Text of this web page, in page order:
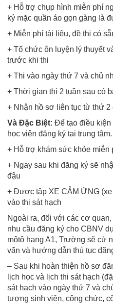
+ Hỗ trợ chụp hình miễn phí
ký mặc quần áo gọn gàng là
+ Miễn phí tài liệu, đề thi có
+ Tổ chức ôn luyện lý thuyết
trước khi thi
+ Thi vào ngày thứ 7 và chủ
+ Thời gian thi 2 tuần sau có
+ Nhận hồ sơ liên tục từ thứ 2
Và Đặc Biệt: Để tạo điều kiện
học viên đăng ký tại trung
+ Hỗ trợ khám sức khỏe miễn
+ Ngay sau khi đăng ký sẽ
đậu
+ Được tập XE CẢM ỨNG
vào thi sát hạch
Ngoài ra, đối với các cơ
nhu cầu đăng ký cho CBNV
môtô hạng A1, Trường sẽ cử
vấn và hướng dẫn thủ tục
– Sau khi hoàn thiện hồ sơ
lịch học và lịch thi sát hạch
sát hạch vào ngày thứ 7 và
tượng sinh viên, công chức,